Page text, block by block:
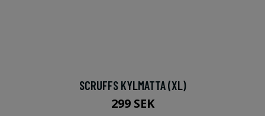
SCRUFFS KYLMATTA (XL)
299 SEK